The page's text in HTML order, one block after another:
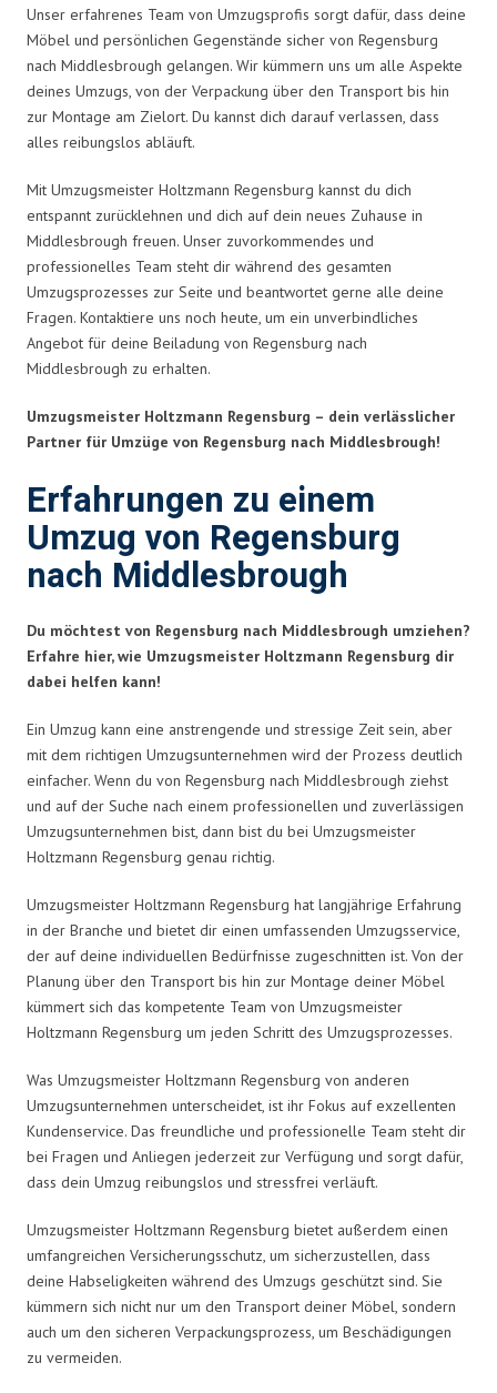
Unser erfahrenes Team von Umzugsprofis sorgt dafür, dass deine
Möbel und persönlichen Gegenstände sicher von Regensburg
nach Middlesbrough gelangen. Wir kümmern uns um alle Aspekte
deines Umzugs, von der Verpackung über den Transport bis hin
zur Montage am Zielort. Du kannst dich darauf verlassen, dass
alles reibungslos abläuft.
Mit Umzugsmeister Holtzmann Regensburg kannst du dich
entspannt zurücklehnen und dich auf dein neues Zuhause in
Middlesbrough freuen. Unser zuvorkommendes und
professionelles Team steht dir während des gesamten
Umzugsprozesses zur Seite und beantwortet gerne alle deine
Fragen. Kontaktiere uns noch heute, um ein unverbindliches
Angebot für deine Beiladung von Regensburg nach
Middlesbrough zu erhalten.
Umzugsmeister Holtzmann Regensburg – dein verlässlicher
Partner für Umzüge von Regensburg nach Middlesbrough!
Erfahrungen zu einem
Umzug von Regensburg
nach Middlesbrough
Du möchtest von Regensburg nach Middlesbrough umziehen?
Erfahre hier, wie Umzugsmeister Holtzmann Regensburg dir
dabei helfen kann!
Ein Umzug kann eine anstrengende und stressige Zeit sein, aber
mit dem richtigen Umzugsunternehmen wird der Prozess deutlich
einfacher. Wenn du von Regensburg nach Middlesbrough ziehst
und auf der Suche nach einem professionellen und zuverlässigen
Umzugsunternehmen bist, dann bist du bei Umzugsmeister
Holtzmann Regensburg genau richtig.
Umzugsmeister Holtzmann Regensburg hat langjährige Erfahrung
in der Branche und bietet dir einen umfassenden Umzugsservice,
der auf deine individuellen Bedürfnisse zugeschnitten ist. Von der
Planung über den Transport bis hin zur Montage deiner Möbel
kümmert sich das kompetente Team von Umzugsmeister
Holtzmann Regensburg um jeden Schritt des Umzugsprozesses.
Was Umzugsmeister Holtzmann Regensburg von anderen
Umzugsunternehmen unterscheidet, ist ihr Fokus auf exzellenten
Kundenservice. Das freundliche und professionelle Team steht dir
bei Fragen und Anliegen jederzeit zur Verfügung und sorgt dafür,
dass dein Umzug reibungslos und stressfrei verläuft.
Umzugsmeister Holtzmann Regensburg bietet außerdem einen
umfangreichen Versicherungsschutz, um sicherzustellen, dass
deine Habseligkeiten während des Umzugs geschützt sind. Sie
kümmern sich nicht nur um den Transport deiner Möbel, sondern
auch um den sicheren Verpackungsprozess, um Beschädigungen
zu vermeiden.